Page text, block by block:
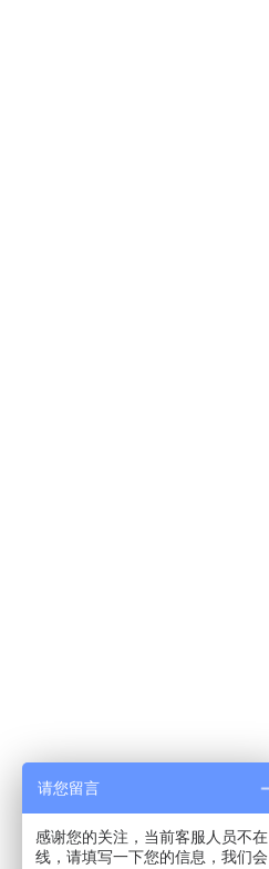
请您留言
感谢您的关注，当前客服人员不在
线，请填写一下您的信息，我们会